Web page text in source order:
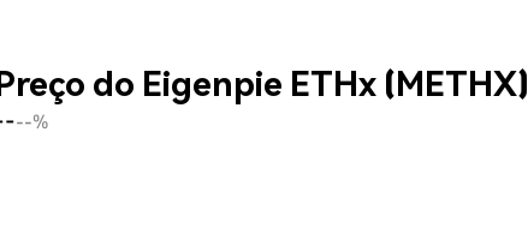
do Eigenpie ETHx (METHX)
--%